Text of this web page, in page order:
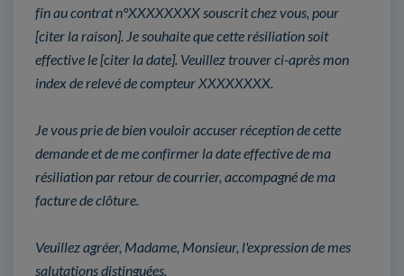
fin au contrat n°XXXXXXXX souscrit chez vous, pour
[citer la raison]. Je souhaite que cette résiliation soit
effective le [citer la date]. Veuillez trouver ci-après mon
index de relevé de compteur XXXXXXXX.
Je vous prie de bien vouloir accuser réception de cette
demande et de me confirmer la date effective de ma
résiliation par retour de courrier, accompagné de ma
facture de clôture.
Veuillez agréer, Madame, Monsieur, l'expression de mes
salutations distinguées.